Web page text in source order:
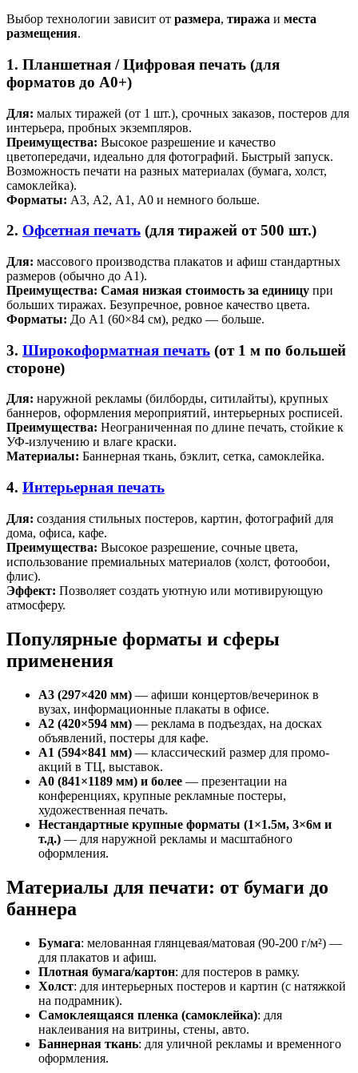
Выбор технологии зависит от размера, тиража и места
размещения.
1. Планшетная / Цифровая печать (для
форматов до А0+)
Для: малых тиражей (от 1 шт.), срочных заказов, постеров для
интерьера, пробных экземпляров.
Преимущества: Высокое разрешение и качество
цветопередачи, идеально для фотографий. Быстрый запуск.
Возможность печати на разных материалах (бумага, холст,
самоклейка).
Форматы: А3, А2, А1, А0 и немного больше.
2. Офсетная печать (для тиражей от 500 шт.)
Для: массового производства плакатов и афиш стандартных
размеров (обычно до А1).
Преимущества: Самая низкая стоимость за единицу при
больших тиражах. Безупречное, ровное качество цвета.
Форматы: До А1 (60×84 см), редко — больше.
3. Широкоформатная печать (от 1 м по большей
стороне)
Для: наружной рекламы (билборды, ситилайты), крупных
баннеров, оформления мероприятий, интерьерных росписей.
Преимущества: Неограниченная по длине печать, стойкие к
УФ-излучению и влаге краски.
Материалы: Баннерная ткань, бэклит, сетка, самоклейка.
4. Интерьерная печать
Для: создания стильных постеров, картин, фотографий для
дома, офиса, кафе.
Преимущества: Высокое разрешение, сочные цвета,
использование премиальных материалов (холст, фотообои,
флис).
Эффект: Позволяет создать уютную или мотивирующую
атмосферу.
Популярные форматы и сферы
применения
А3 (297×420 мм) — афиши концертов/вечеринок в
вузах, информационные плакаты в офисе.
А2 (420×594 мм) — реклама в подъездах, на досках
объявлений, постеры для кафе.
А1 (594×841 мм) — классический размер для промо-
акций в ТЦ, выставок.
А0 (841×1189 мм) и более — презентации на
конференциях, крупные рекламные постеры,
художественная печать.
Нестандартные крупные форматы (1×1.5м, 3×6м и
т.д.) — для наружной рекламы и масштабного
оформления.
Материалы для печати: от бумаги до
баннера
Бумага: мелованная глянцевая/матовая (90-200 г/м²) —
для плакатов и афиш.
Плотная бумага/картон: для постеров в рамку.
Холст: для интерьерных постеров и картин (с натяжкой
на подрамник).
Самоклеящаяся пленка (самоклейка): для
наклеивания на витрины, стены, авто.
Баннерная ткань: для уличной рекламы и временного
оформления.